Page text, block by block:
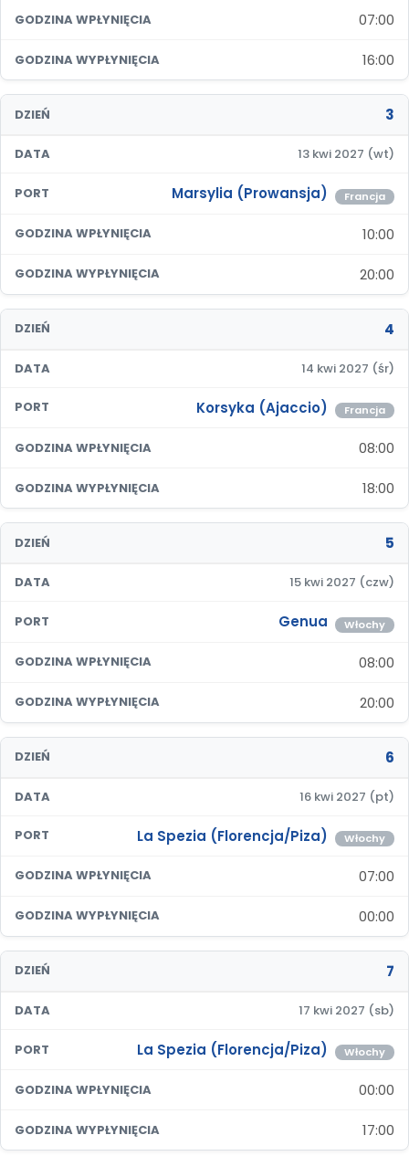
GODZINA WPŁYNIĘCIA 07:00
GODZINA WYPŁYNIĘCIA 16:00
DZIEŃ 3
DATA 13 kwi 2027 (wt)
PORT Marsylia (Prowansja) Francja
GODZINA WPŁYNIĘCIA 10:00
GODZINA WYPŁYNIĘCIA 20:00
DZIEŃ 4
DATA 14 kwi 2027 (śr)
PORT Korsyka (Ajaccio) Francja
GODZINA WPŁYNIĘCIA 08:00
GODZINA WYPŁYNIĘCIA 18:00
DZIEŃ 5
DATA 15 kwi 2027 (czw)
PORT Genua Włochy
GODZINA WPŁYNIĘCIA 08:00
GODZINA WYPŁYNIĘCIA 20:00
DZIEŃ 6
DATA 16 kwi 2027 (pt)
PORT La Spezia (Florencja/Piza) Włochy
GODZINA WPŁYNIĘCIA 07:00
GODZINA WYPŁYNIĘCIA 00:00
DZIEŃ 7
DATA 17 kwi 2027 (sb)
PORT La Spezia (Florencja/Piza) Włochy
GODZINA WPŁYNIĘCIA 00:00
GODZINA WYPŁYNIĘCIA 17:00